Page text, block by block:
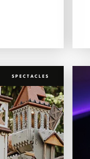
SPECTACLES